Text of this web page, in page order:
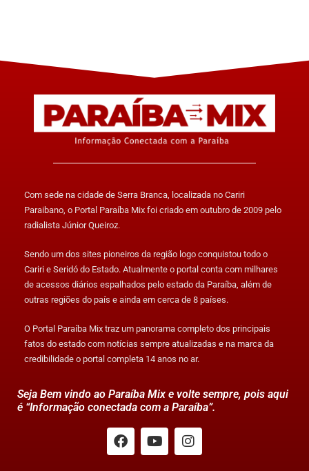
Com sede na cidade de Serra Branca, localizada no Cariri
Paraibano, o Portal Paraíba Mix foi criado em outubro de 2009 pelo
radialista Júnior Queiroz.
Sendo um dos sites pioneiros da região logo conquistou todo o
Cariri e Seridó do Estado. Atualmente o portal conta com milhares
de acessos diários espalhados pelo estado da Paraíba, além de
outras regiões do país e ainda em cerca de 8 países.
O Portal Paraíba Mix traz um panorama completo dos principais
fatos do estado com notícias sempre atualizadas e na marca da
credibilidade o portal completa 14 anos no ar.
Seja Bem vindo ao Paraíba Mix e volte sempre, pois aqui
é “Informação conectada com a Paraíba”.